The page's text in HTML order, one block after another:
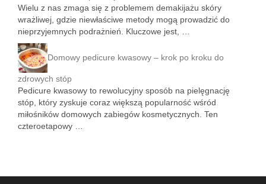
Wielu z nas zmaga się z problemem demakijażu skóry
wrażliwej, gdzie niewłaściwe metody mogą prowadzić do
nieprzyjemnych podrażnień. Kluczowe jest, …
Domowy pedicure kwasowy – krok po kroku do
zdrowych stóp
Pedicure kwasowy to rewolucyjny sposób na pielęgnację
stóp, który zyskuje coraz większą popularność wśród
miłośników domowych zabiegów kosmetycznych. Ten
czteroetapowy …